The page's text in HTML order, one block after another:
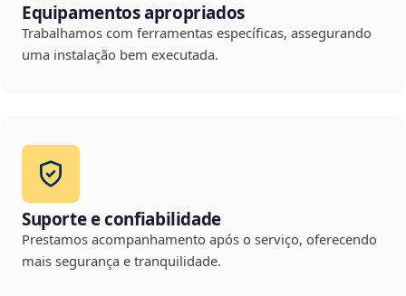
Equipamentos apropriados
Trabalhamos com ferramentas específicas, assegurando
uma instalação bem executada.
Suporte e confiabilidade
Prestamos acompanhamento após o serviço, oferecendo
mais segurança e tranquilidade.